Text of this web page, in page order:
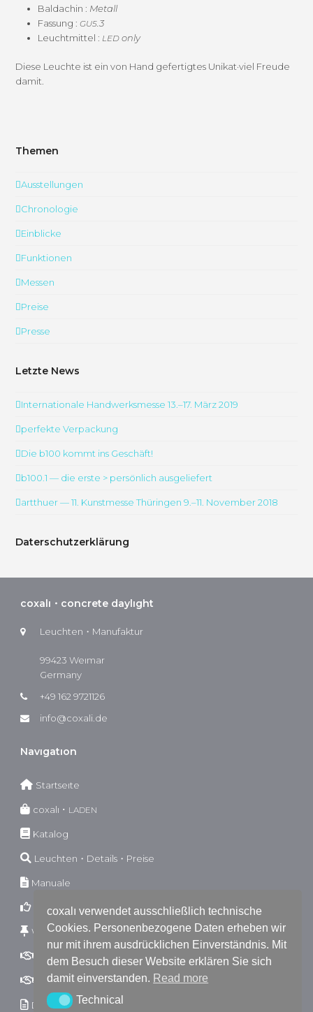
Bal­dachin : Met­all
Fas­sung :GU5.3
Leucht­mit­tel : LED only
Diese Leuchte ist ein von Hand gefer­tigtes Unikat·viel Freude
damit.
Themen
Ausstellungen
Chronologie
Einblicke
Funktionen
Messen
Preise
Presse
Letzte News
Internationale Handwerksmesse 13.–17. März 2019
perfekte Verpackung
Die b100 kommt ins Geschäft!
b100.1 — die erste > persönlich ausgeliefert
artthuer — 11. Kunstmesse Thüringen 9.–11. November 2018
Daterschutzerklärung
coxalı・concrete daylıght
Leuchten・Manufaktur
99423 Weımar
Germany
+49 162 9721126
info@coxali.de
Navıgatıon
Startseıte
coxalı ･ LADEN
Katalog
Leuchten・Details・Preise
Manuale
Garantıebestımmungen
Wıderrufsbestımmungen
AGB B2C
AGB B2B
Dokumente
coxalı verwendet ausschließlich technische
Cookies. Personenbezogene Daten erheben wir
nur mit ihrem ausdrücklichen Einverständnis. Mit
dem Besuch dieser Website erklären Sie sich
damit einverstanden. Read more
TechnicalTechnical